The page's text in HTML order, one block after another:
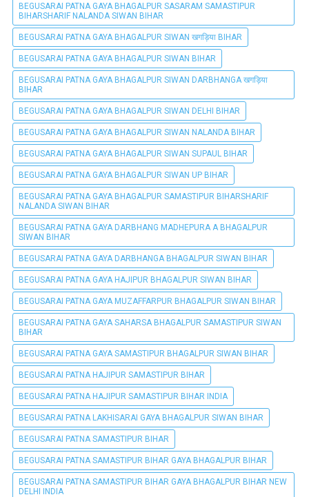
BEGUSARAI PATNA GAYA BHAGALPUR SASARAM SAMASTIPUR
BIHARSHARIF NALANDA SIWAN BIHAR
BEGUSARAI PATNA GAYA BHAGALPUR SIWAN खगड़िया BIHAR
BEGUSARAI PATNA GAYA BHAGALPUR SIWAN BIHAR
BEGUSARAI PATNA GAYA BHAGALPUR SIWAN DARBHANGA खगड़िया
BIHAR
BEGUSARAI PATNA GAYA BHAGALPUR SIWAN DELHI BIHAR
BEGUSARAI PATNA GAYA BHAGALPUR SIWAN NALANDA BIHAR
BEGUSARAI PATNA GAYA BHAGALPUR SIWAN SUPAUL BIHAR
BEGUSARAI PATNA GAYA BHAGALPUR SIWAN UP BIHAR
BEGUSARAI PATNA GAYA BHAGALPUR SAMASTIPUR BIHARSHARIF
NALANDA SIWAN BIHAR
BEGUSARAI PATNA GAYA DARBHANG MADHEPURA A BHAGALPUR
SIWAN BIHAR
BEGUSARAI PATNA GAYA DARBHANGA BHAGALPUR SIWAN BIHAR
BEGUSARAI PATNA GAYA HAJIPUR BHAGALPUR SIWAN BIHAR
BEGUSARAI PATNA GAYA MUZAFFARPUR BHAGALPUR SIWAN BIHAR
BEGUSARAI PATNA GAYA SAHARSA BHAGALPUR SAMASTIPUR SIWAN
BIHAR
BEGUSARAI PATNA GAYA SAMASTIPUR BHAGALPUR SIWAN BIHAR
BEGUSARAI PATNA HAJIPUR SAMASTIPUR BIHAR
BEGUSARAI PATNA HAJIPUR SAMASTIPUR BIHAR INDIA
BEGUSARAI PATNA LAKHISARAI GAYA BHAGALPUR SIWAN BIHAR
BEGUSARAI PATNA SAMASTIPUR BIHAR
BEGUSARAI PATNA SAMASTIPUR BIHAR GAYA BHAGALPUR BIHAR
BEGUSARAI PATNA SAMASTIPUR BIHAR GAYA BHAGALPUR BIHAR NEW
DELHI INDIA